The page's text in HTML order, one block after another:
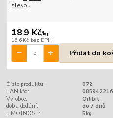
slevou
18,9 Kč/kg
15,6 Kč bez DPH
Přidat do
Číslo produktu:
072
EAN kód:
Výrobce:
Orlibit
doba dodání:
do 7 dnů
HMOTNOST:
5kg